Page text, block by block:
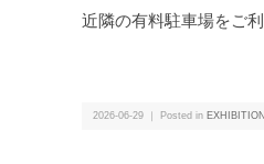
近隣の有料駐車場をご利
2026-06-29 ｜ Posted in EXHIBITION